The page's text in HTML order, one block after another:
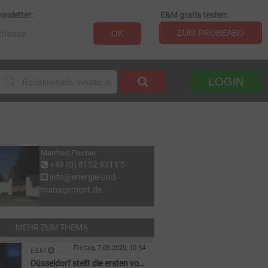
OK
E&M gratis testen:
ZUM PROBEABO
LOGIN
Manfred Fischer
+49 (0) 8152 9311 0
info@energie-und-
management.de
MEHR ZUM THEMA
E&M
GAS
Freitag, 7.08.2020, 10:54
Düsseldorf stellt die ersten von